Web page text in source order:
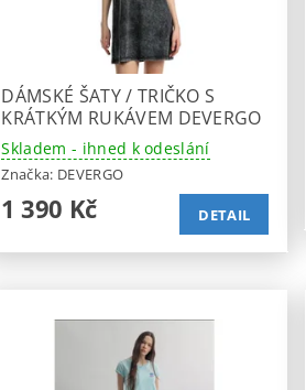
DÁMSKÉ ŠATY / TRIČKO S
KRÁTKÝM RUKÁVEM DEVERGO
Skladem - ihned k odeslání
Značka: DEVERGO
1 390 Kč DETAIL